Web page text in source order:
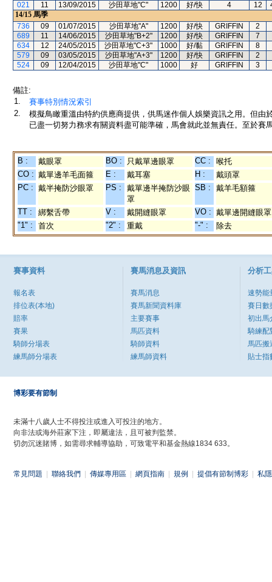
021
11 13/09/2015 沙田草地"C" 1200 好/快 4 12
14/15 馬季
736
09 01/07/2015 沙田草地"A" 1200 好/快 GRIFFIN 2
689
11 14/06/2015 沙田草地"B+2" 1200 好/快 GRIFFIN 7
634
12 24/05/2015 沙田草地"C+3" 1000 好/黏 GRIFFIN 8
579
09 03/05/2015 沙田草地"A+3" 1200 好/快 GRIFFIN 2
524
09 12/04/2015 沙田草地"C" 1000 好 GRIFFIN 3
備註:
1.
賽事特別情況索引
2.
模擬鳥瞰重溫由特約供應商提供，供馬迷作個人娛樂資訊之用。但
已盡一切努力務求有關資料盡可能準確，馬會就此並無責任。至於賽
B : 戴眼罩 BO : 只戴單邊眼罩 CC :
喉托
CO : 戴單邊羊毛面箍 E : 戴耳塞 H :
戴頭罩
PC : 戴半掩防沙眼罩 PS :
戴單邊半掩防沙眼
罩
SB : 戴羊毛額箍
TT : 綁繫舌帶 V : 戴開縫眼罩 VO : 戴單邊開縫眼罩
"1" :
首次 "2" : 重戴 "-" : 除去
賽事資料
報名表
排位表(本地)
賠率
賽果
騎師分場表
練馬師分場表
賽馬消息及資訊
賽馬消息
賽馬新聞資料庫
主要賽事
馬匹資料
騎師資料
練馬師資料
分析
速勢能
賽日數
初出馬
騎練配
馬匹搬
貼士指
博彩要有節制
未滿十八歲人士不得投注或進入可投注的地方。
向非法或海外莊家下注，即屬違法，且可被判監禁。
切勿沉迷賭博，如需尋求輔導協助，可致電平和基金熱線1834 633。
常見問題 聯絡我們 傳媒專用區 網頁指南 規例 提倡有節制博彩 私